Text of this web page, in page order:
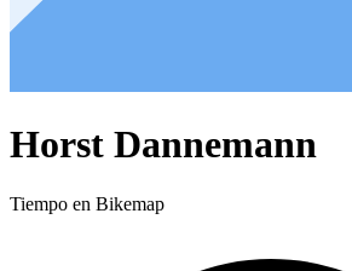
Horst Dannemann
Tiempo en Bikemap